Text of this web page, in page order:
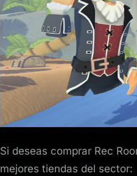
Si deseas comprar Rec
mejores tiendas del sector: